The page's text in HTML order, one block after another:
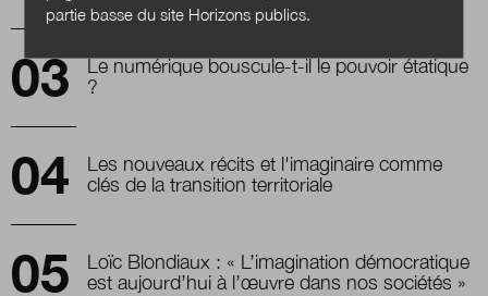
Le numérique bouscule-t-il le pouvoir étatique
?
Les nouveaux récits et l'imaginaire comme
clés de la transition territoriale
Loïc Blondiaux : « L’imagination démocratique
est aujourd’hui à l’œuvre dans nos sociétés »
partie basse du site Horizons publics.